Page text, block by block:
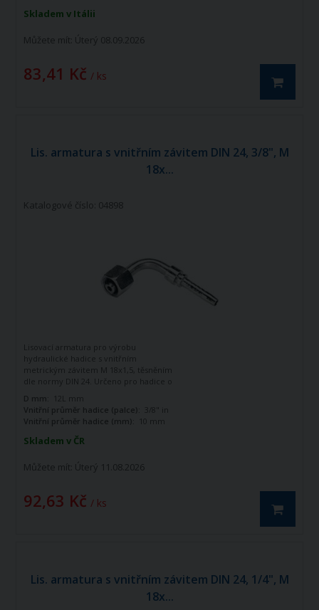
Skladem v Itálii
Můžete mít: Úterý 08.09.2026
83,41 Kč / ks
Lis. armatura s vnitřním závitem DIN 24, 3/8", M
18x...
Katalogové číslo: 04898
Skladem v ČR
Můžete mít: Úterý 11.08.2026
92,63 Kč / ks
Lisovací armatura pro výrobu
hydraulické hadice s vnitřním
metrickým závitem M 18x1,5, těsněním
dle normy DIN 24. Určeno pro hadice o
stupňů.
D mm:
12L mm
Vnitřní průměr hadice (palce):
3/8" in
Vnitřní průměr hadice (mm):
10 mm
Lis. armatura s vnitřním závitem DIN 24, 1/4", M
18x...